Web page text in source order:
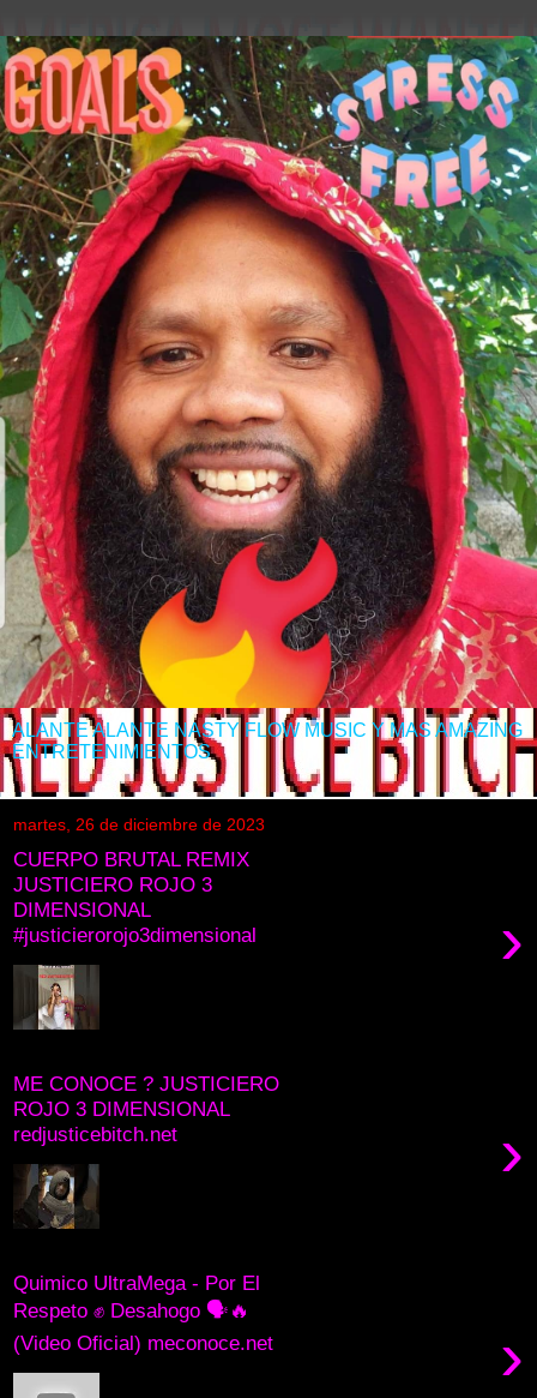
ALANTE ALANTE NASTY FLOW MUSIC Y MAS AMAZING
ENTRETENIMIENTOS
martes, 26 de diciembre de 2023
CUERPO BRUTAL REMIX
JUSTICIERO ROJO 3
DIMENSIONAL
#justicierorojo3dimensional
›
ME CONOCE ? JUSTICIERO
ROJO 3 DIMENSIONAL
redjusticebitch.net
›
Quimico UltraMega - Por El
Respeto ✊ Desahogo 🗣🔥
(Video Oficial) meconoce.net
›